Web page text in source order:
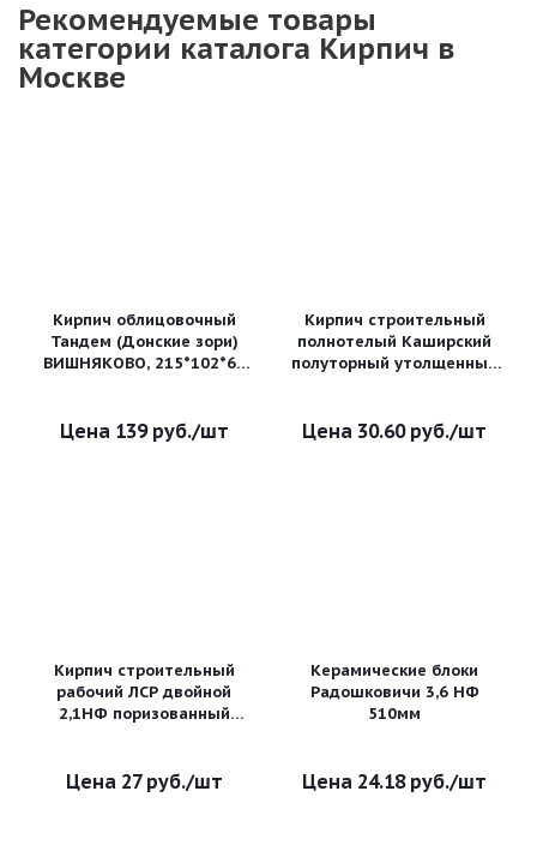
Рекомендуемые товары
категории каталога Кирпич в
Москве
Кирпич облицовочный
Тандем (Донские зори)
ВИШНЯКОВО, 215*102*65
139руб./шт
Кирпич строительный
полнотелый Каширский
полуторный утолщенный
отверстиями
30.60руб./шт
Кирпич строительный
рабочий ЛСР двойной
2,1НФ поризованный
27руб./шт
Керамические блоки
Радошковичи 3,6 НФ
510мм
24.18руб./шт